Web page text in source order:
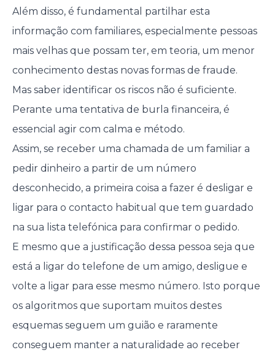
Além disso, é fundamental partilhar esta
informação com familiares, especialmente pessoas
mais velhas que possam ter, em teoria, um menor
conhecimento destas novas formas de fraude.
Mas saber identificar os riscos não é suficiente.
Perante uma tentativa de burla financeira, é
essencial agir com calma e método.
Assim, se receber uma chamada de um familiar a
pedir dinheiro a partir de um número
desconhecido, a primeira coisa a fazer é desligar e
ligar para o contacto habitual que tem guardado
na sua lista telefónica para confirmar o pedido.
E mesmo que a justificação dessa pessoa seja que
está a ligar do telefone de um amigo, desligue e
volte a ligar para esse mesmo número. Isto porque
os algoritmos que suportam muitos destes
esquemas seguem um guião e raramente
conseguem manter a naturalidade ao receber